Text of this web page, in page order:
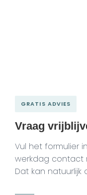
GRATIS ADVIES
Vraag
Vul het formulier
werkdag contact
Dat kan natuurlijk